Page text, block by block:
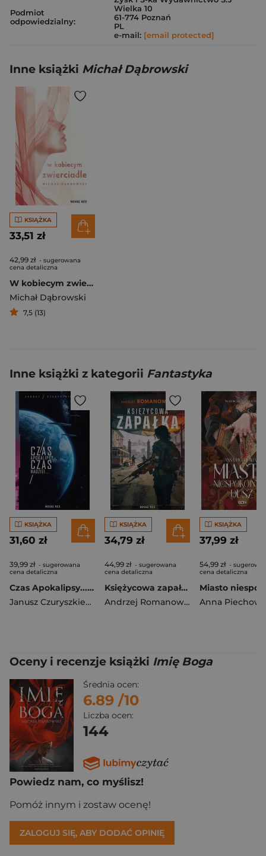
Podmiot
odpowiedzialny:
Wielka 10
61-774 Poznań
PL
e-mail: [email protected]
Inne książki Michał Dąbrowski
KSIĄŻKA
33,51 zł
42,99 zł - sugerowana
cena detaliczna
W kobiecym zwierciadle
Michał Dąbrowski
7,5 (13)
Inne książki z kategorii Fantastyka
KSIĄŻKA
31,60 zł
39,99 zł - sugerowana
cena detaliczna
Czas Apokalipsy... Czas Nadziei...
Janusz Czuryszkiewicz
KSIĄŻKA
34,79 zł
44,99 zł - sugerowana
cena detaliczna
Księżycowa zapałka
Andrzej Romanowski
KSIĄŻKA
37,99 zł
54,99 zł -
cena detaliczna
Anna
Oceny i recenzje książki Imię Boga
Średnia ocen:
6.89 /10
Liczba ocen:
144
Powiedz nam, co myślisz!
Pomóż innym i zostaw ocenę!
ZALOGUJ SIĘ, ABY DODAĆ OPINIĘ